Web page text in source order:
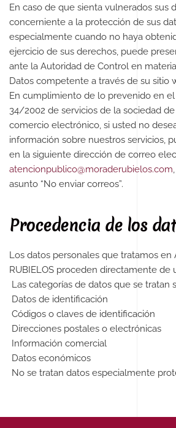
En caso de que sienta vulnerados sus
concerniente a la protección de sus
especialmente cuando no haya
ejercicio de sus derechos, puede
ante la Autoridad de Control en
Datos competente a través de su sitio
En cumplimiento de lo prevenido en
34/2002 de servicios de la sociedad
comercio electrónico, si usted no
información sobre nuestros servicios,
en la siguiente dirección de correo
atencionpublico@moraderubielos.com
asunto “No enviar correos”.
Procedencia de los
Los datos personales que tratamos en
RUBIELOS proceden directamente de
Las categorías de datos que se tratan
Datos de identificación
Códigos o claves de identificación
Direcciones postales o electrónicas
Información comercial
Datos económicos
No se tratan datos especialmente